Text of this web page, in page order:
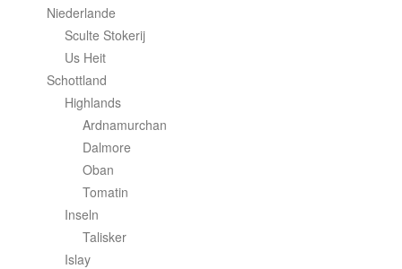
Niederlande
Sculte Stokerij
Us Heit
Schottland
Highlands
Ardnamurchan
Dalmore
Oban
Tomatin
Inseln
Talisker
Islay